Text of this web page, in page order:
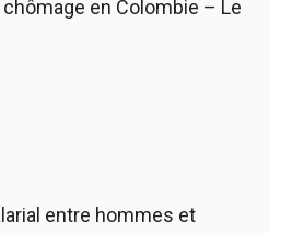
en Colombie – Le
entre hommes et